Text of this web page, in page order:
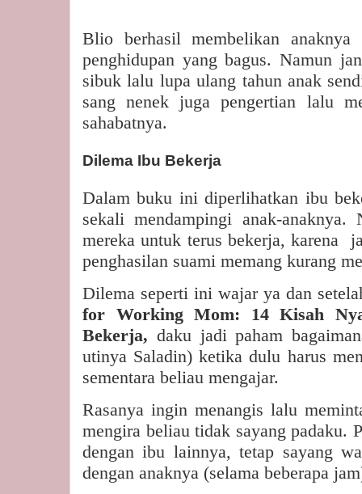
Blio berhasil membelikan anaknya
penghidupan yang bagus. Namun
sibuk lalu lupa ulang tahun anak
sang nenek juga pengertian lalu
sahabatnya.
Dilema Ibu Bekerja
Dalam buku ini diperlihatkan ibu
sekali mendampingi anak-anaknya.
mereka untuk terus bekerja, karena
penghasilan suami memang kurang
Dilema seperti ini wajar ya dan
for Working Mom: 14 Kisah
Bekerja, daku jadi paham
utinya Saladin) ketika dulu harus
sementara beliau mengajar.
Rasanya ingin menangis lalu
mengira beliau tidak sayang padaku.
dengan ibu lainnya, tetap sayang
dengan anaknya (selama beberapa